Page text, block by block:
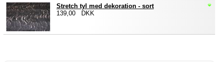
Stretch tyl med dekoration - sort
139,00 DKK